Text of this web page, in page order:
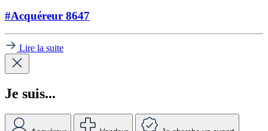
#Acquéreur 8647
Lire la suite
Je suis...